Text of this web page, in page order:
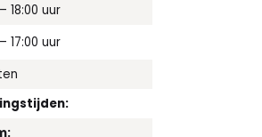
18:00 uur
17:00 uur